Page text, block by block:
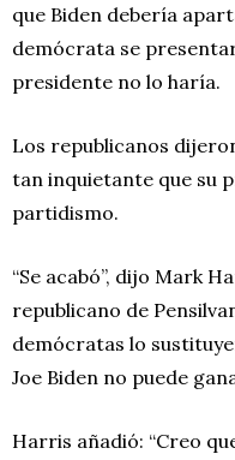
que Biden debería
demócrata se
presidente no lo haría.
Los republicanos
tan inquietante que su
partidismo.
“Se acabó”, dijo Mark
republicano de
demócratas lo
Joe Biden no puede
Harris añadió: “Creo